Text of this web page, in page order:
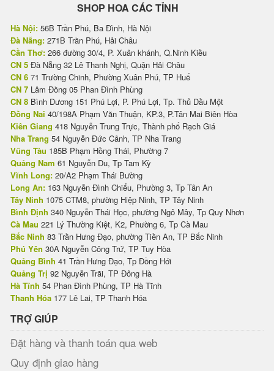
SHOP HOA CÁC TỈNH
Hà Nội: 56B Trần Phú, Ba Đình, Hà Nội
Đà Nẵng: 271B Trần Phú, Hải Châu
Cần Thơ: 266 đường 30/4, P. Xuân khánh, Q.Ninh Kiều
CN 5 Đà Nẵng 32 Lê Thanh Nghị, Quận Hải Châu
CN 6 71 Trường Chinh, Phường Xuân Phú, TP Huế
CN 7 Lâm Đồng 05 Phan Đình Phùng
CN 8 Bình Dương 151 Phú Lợi, P. Phú Lợi, Tp. Thủ Dầu Một
Đồng Nai 40/198A Phạm Văn Thuận, KP.3, P.Tân Mai Biên Hòa
Kiên Giang 418 Nguyễn Trung Trực, Thành phố Rạch Giá
Nha Trang 54 Nguyễn Đức Cảnh, TP Nha Trang
Vũng Tàu 185B Phạm Hồng Thái, Phường 7
Quảng Nam 61 Nguyễn Du, Tp Tam Kỳ
Vĩnh Long: 20/A2 Phạm Thái Bường
Long An: 163 Nguyễn Đình Chiểu, Phường 3, Tp Tân An
Tây Ninh 1075 CTM8, phường Hiệp Ninh, TP Tây Ninh
Bình Định 340 Nguyễn Thái Học, phường Ngô Mây, Tp Quy Nhơn
Cà Mau 221 Lý Thường Kiệt, K2, Phường 6, Tp Cà Mau
Bắc Ninh 83 Trần Hưng Đạo, phường Tiền An, TP Bắc Ninh
Phú Yên 30A Nguyễn Công Trứ, TP Tuy Hòa
Quảng Bình 41 Trần Hưng Đạo, Tp Đồng Hới
Quảng Trị 92 Nguyễn Trãi, TP Đông Hà
Hà Tĩnh 54 Phan Đình Phùng, TP Hà Tĩnh
Thanh Hóa 177 Lê Lai, TP Thanh Hóa
TRỢ GIÚP
Đặt hàng và thanh toán qua web
Quy định giao hàng